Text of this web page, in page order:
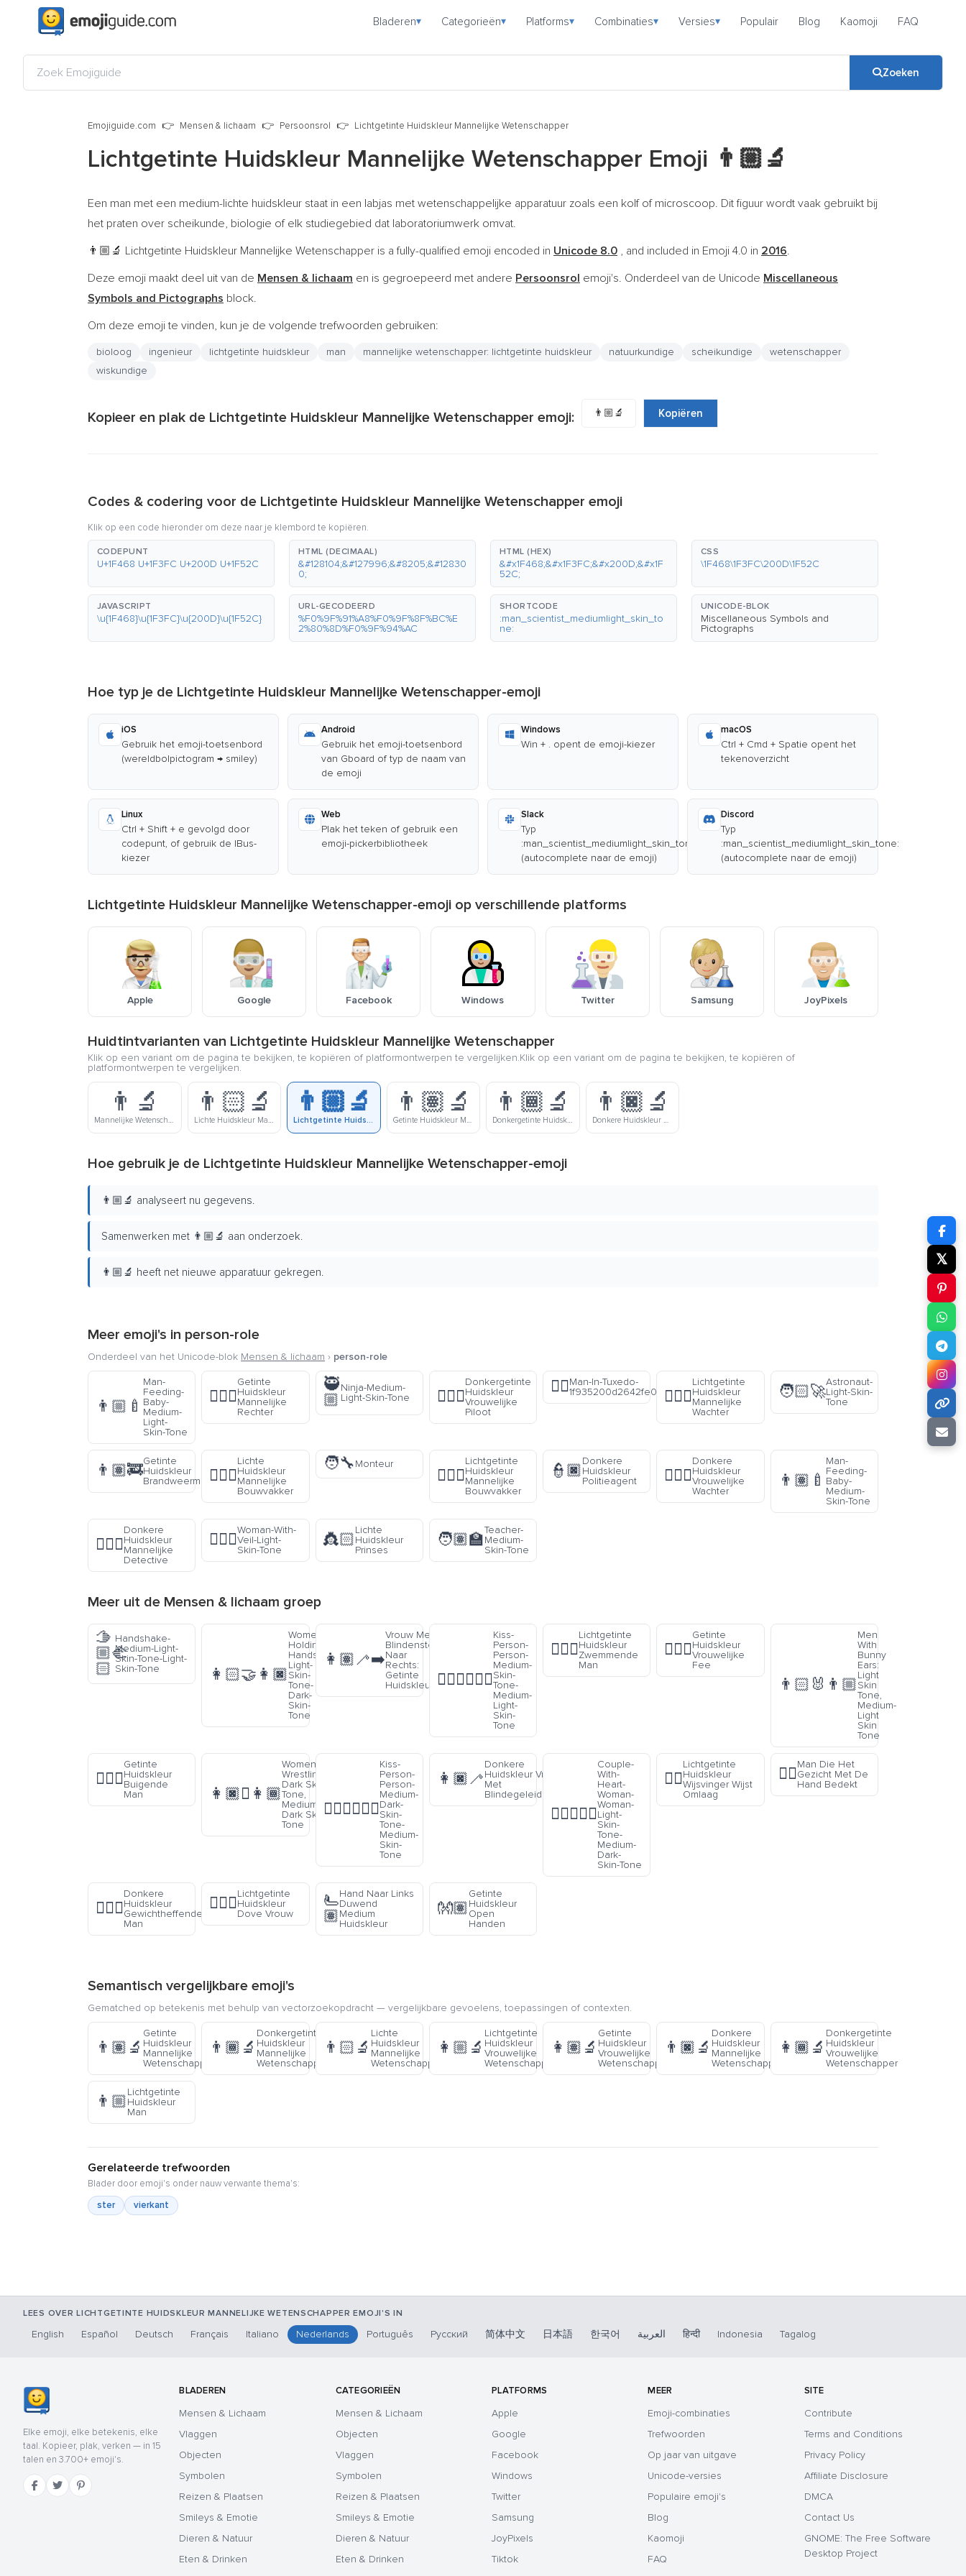
Bladeren▾ Categorieën▾ Platforms▾ Combinaties▾ Versies▾ Populair Blog Kaomoji FAQ
Zoeken
Emojiguide.com Mensen & lichaam Persoonsrol Lichtgetinte Huidskleur Mannelijke Wetenschapper
Lichtgetinte Huidskleur Mannelijke Wetenschapper Emoji 👨🏼‍🔬
Een man met een medium-lichte huidskleur staat in een labjas met wetenschappelijke apparatuur zoals een kolf of microscoop. Dit figuur wordt vaak gebruikt bij
het praten over scheikunde, biologie of elk studiegebied dat laboratoriumwerk omvat.
👨🏼‍🔬 Lichtgetinte Huidskleur Mannelijke Wetenschapper is a fully-qualified emoji encoded in Unicode 8.0 , and included in Emoji 4.0 in 2016.
Deze emoji maakt deel uit van de Mensen & lichaam en is gegroepeerd met andere Persoonsrol emoji's. Onderdeel van de Unicode Miscellaneous
Symbols and Pictographs block.
Om deze emoji te vinden, kun je de volgende trefwoorden gebruiken:
bioloog ingenieur lichtgetinte huidskleur man mannelijke wetenschapper: lichtgetinte huidskleur natuurkundige scheikundige
wetenschapper
wiskundige
Kopieer en plak de Lichtgetinte Huidskleur Mannelijke Wetenschapper emoji: 👨🏼‍🔬 Kopiëren
Codes & codering voor de Lichtgetinte Huidskleur Mannelijke Wetenschapper emoji
Klik op een code hieronder om deze naar je klembord te kopiëren.
CODEPUNT
U+1F468 U+1F3FC U+200D U+1F52C
HTML (DECIMAAL)
&#128104;&#127996;&#8205;&#12830
0;
HTML (HEX)
&#x1F468;&#x1F3FC;&#x200D;&#x1F
52C;
CSS
\1F468\1F3FC\200D\1F52C
JAVASCRIPT
\u{1F468}\u{1F3FC}\u{200D}\u{1F52C}
URL-GECODEERD
%F0%9F%91%A8%F0%9F%8F%BC%E
2%80%8D%F0%9F%94%AC
SHORTCODE
:man_scientist_mediumlight_skin_to
ne:
UNICODE-BLOK
Miscellaneous Symbols and
Pictographs
Hoe typ je de Lichtgetinte Huidskleur Mannelijke Wetenschapper-emoji
iOS
Gebruik het emoji-toetsenbord
(wereldbolpictogram → smiley)
Android
Gebruik het emoji-toetsenbord
van Gboard of typ de naam van
de emoji
Windows
Win + . opent de emoji-kiezer
macOS
Ctrl + Cmd + Spatie opent het
tekenoverzicht
Linux
Ctrl + Shift + e gevolgd door
codepunt, of gebruik de IBus-
kiezer
Web
Plak het teken of gebruik een
emoji-pickerbibliotheek
Slack
Typ
:man_scientist_mediumlight_skin_tone:
(autocomplete naar de emoji)
Discord
Typ
:man_scientist_mediumlight_skin_tone:
(autocomplete naar de emoji)
Lichtgetinte Huidskleur Mannelijke Wetenschapper-emoji op verschillende platforms
Apple Google Facebook Windows Twitter Samsung JoyPixels
Huidtintvarianten van Lichtgetinte Huidskleur Mannelijke Wetenschapper
Klik op een variant om de pagina te bekijken, te kopiëren of platformontwerpen te vergelijken.Klik op een variant om de pagina te bekijken, te kopiëren of
platformontwerpen te vergelijken.
👨‍🔬
Mannelijke Wetenschapper
👨🏻‍🔬
Lichte Huidskleur Mannelijke Wetenschapper
👨🏼‍🔬
Lichtgetinte Huidskleur Mannelijke Wetenschapper
👨🏽‍🔬
Getinte Huidskleur Mannelijke Wetenschapper
👨🏾‍🔬
Donkergetinte Huidskleur Mannelijke Wetenschapper
👨🏿‍🔬
Donkere Huidskleur Mannelijke Wetenschapper
Hoe gebruik je de Lichtgetinte Huidskleur Mannelijke Wetenschapper-emoji
👨🏼‍🔬 analyseert nu gegevens.
Samenwerken met 👨🏼‍🔬 aan onderzoek.
👨🏼‍🔬 heeft net nieuwe apparatuur gekregen.
Meer emoji's in person-role
Onderdeel van het Unicode-blok Mensen & lichaam › person-role
👨🏼‍🍼
Man-
Feeding-
Baby-
Medium-
Light-
Skin-Tone
👨🏽‍⚖️
Getinte
Huidskleur
Mannelijke
Rechter
🥷
🏼
Ninja-Medium-
Light-Skin-Tone
👩🏾‍✈️
Donkergetinte
Huidskleur
Vrouwelijke
Piloot
🤵‍♂️Man-In-Tuxedo-
1f935200d2642fe0f
💂🏼‍♂️
Lichtgetinte
Huidskleur
Mannelijke
Wachter
🧑🏻‍🚀
Astronaut-
Light-Skin-
Tone
👨🏽‍🚒
Getinte
Huidskleur
Brandweerman👷🏻‍♂️
Lichte
Huidskleur
Mannelijke
Bouwvakker
🧑‍🔧Monteur
👷🏼‍♂️
Lichtgetinte
Huidskleur
Mannelijke
Bouwvakker
👮🏿
Donkere
Huidskleur
Politieagent
💂🏿‍♀️
Donkere
Huidskleur
Vrouwelijke
Wachter
👨🏽‍🍼
Man-
Feeding-
Baby-
Medium-
Skin-Tone
🕵🏿‍♂️
Donkere
Huidskleur
Mannelijke
Detective
👰🏻‍♀️
Woman-With-
Veil-Light-
Skin-Tone
👸🏻
Lichte
Huidskleur
Prinses
🧑🏽‍🏫
Teacher-
Medium-
Skin-Tone
Meer uit de Mensen & lichaam groep
🫱
🏼‍🫲
🏻
Handshake-
Medium-Light-
Skin-Tone-Light-
Skin-Tone
👩🏻‍🤝‍👩🏿
Women-
Holding-
Hands-
Light-
Skin-
Tone-
Dark-
Skin-
Tone
👩🏽‍🦯‍➡️
Vrouw Met
Blindenstok
Naar
Rechts:
Getinte
Huidskleur
🧑🏽‍❤️‍💋‍🧑🏼
Kiss-
Person-
Person-
Medium-
Skin-
Tone-
Medium-
Light-
Skin-
Tone
🏊🏼‍♂️
Lichtgetinte
Huidskleur
Zwemmende
Man
🧚🏽‍♀️
Getinte
Huidskleur
Vrouwelijke
Fee
👨🏻‍🐰‍👨🏼
Men
With
Bunny
Ears:
Light
Skin
Tone,
Medium-
Light
Skin
Tone
🙇🏽‍♂️
Getinte
Huidskleur
Buigende
Man
👩🏿‍🫯‍👩🏾
Women
Wrestling:
Dark Skin
Tone,
Medium-
Dark Skin
Tone
🧑🏾‍❤️‍💋‍🧑🏽
Kiss-
Person-
Person-
Medium-
Dark-
Skin-
Tone-
Medium-
Skin-
Tone
👩🏿‍🦯
Donkere
Huidskleur Vrouw
Met
Blindegeleidestok
👩🏻‍❤️‍👩🏾
Couple-
With-
Heart-
Woman-
Woman-
Light-
Skin-
Tone-
Medium-
Dark-
Skin-Tone
👇🏼
Lichtgetinte
Huidskleur
Wijsvinger Wijst
Omlaag
🤦‍♂️
Man Die Het
Gezicht Met De
Hand Bedekt
🏋🏿‍♂️
Donkere
Huidskleur
Gewichtheffende
Man
🧏🏼‍♀️
Lichtgetinte
Huidskleur
Dove Vrouw
🫷
🏽
Hand Naar Links
Duwend
Medium
Huidskleur
👐🏽
Getinte
Huidskleur
Open
Handen
Semantisch vergelijkbare emoji's
Gematched op betekenis met behulp van vectorzoekopdracht — vergelijkbare gevoelens, toepassingen of contexten.
👨🏽‍🔬
Getinte
Huidskleur
Mannelijke
Wetenschapper
👨🏾‍🔬
Donkergetinte
Huidskleur
Mannelijke
Wetenschapper
👨🏻‍🔬
Lichte
Huidskleur
Mannelijke
Wetenschapper
👩🏼‍🔬
Lichtgetinte
Huidskleur
Vrouwelijke
Wetenschapper
👩🏽‍🔬
Getinte
Huidskleur
Vrouwelijke
Wetenschapper
👨🏿‍🔬
Donkere
Huidskleur
Mannelijke
Wetenschapper
👩🏾‍🔬
Donkergetinte
Huidskleur
Vrouwelijke
Wetenschapper
👨🏼
Lichtgetinte
Huidskleur
Man
Gerelateerde trefwoorden
Blader door emoji's onder nauw verwante thema's:
ster
vierkant
𝕏
LEES OVER LICHTGETINTE HUIDSKLEUR MANNELIJKE WETENSCHAPPER EMOJI'S IN
English Español Deutsch Français Italiano Nederlands Português Русский 简体中文 日本語 한국어 العربية हिन्दी Indonesia Tagalog
Elke emoji, elke betekenis, elke
taal. Kopieer, plak, verken — in 15
talen en 3.700+ emoji's.
BLADEREN
Mensen & Lichaam
Vlaggen
Objecten
Symbolen
Reizen & Plaatsen
Smileys & Emotie
Dieren & Natuur
Eten & Drinken
CATEGORIEËN
Mensen & Lichaam
Objecten
Vlaggen
Symbolen
Reizen & Plaatsen
Smileys & Emotie
Dieren & Natuur
Eten & Drinken
PLATFORMS
Apple
Google
Facebook
Windows
Twitter
Samsung
JoyPixels
Tiktok
MEER
Emoji-combinaties
Trefwoorden
Op jaar van uitgave
Unicode-versies
Populaire emoji's
Blog
Kaomoji
FAQ
SITE
Contribute
Terms and Conditions
Privacy Policy
Affiliate Disclosure
DMCA
Contact Us
GNOME: The Free Software
Desktop Project